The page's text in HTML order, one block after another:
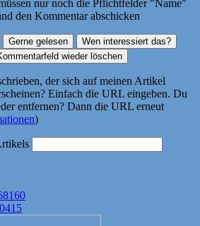
nur noch die Pflichtfelder "Name"
den Kommentar abschicken
der sich auf meinen Artikel
Einfach die URL eingeben. Du
entfernen? Dann die URL erneut
)